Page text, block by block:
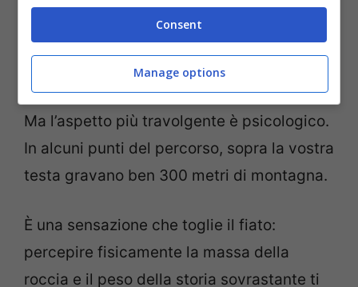
gelosamente custoditi per decenni, per poi
proseguire a piedi tra rifugi ricostruiti con
una fedeltà storica impressionante.
Ma l’aspetto più travolgente è psicologico.
In alcuni punti del percorso, sopra la vostra
testa gravano ben 300 metri di montagna.
È una sensazione che toglie il fiato:
percepire fisicamente la massa della
roccia e il peso della storia sovrastante ti
Consent
Manage options